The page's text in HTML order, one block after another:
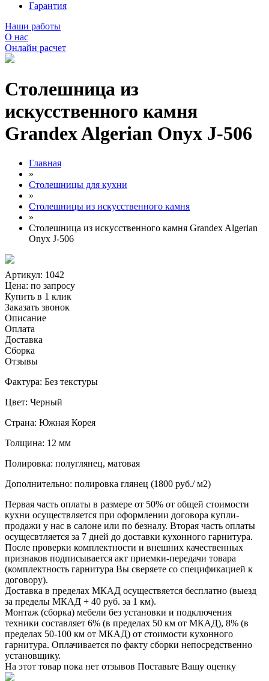
Гарантия
Наши работы
О нас
Онлайн расчет
Столешница из
искусственного камня
Grandex Algerian Onyx J-506
Главная
»
Столешницы для кухни
»
Столешницы из искусственного камня
»
Столешница из искусственного камня Grandex Algerian
Onyx J-506
Артикул: 1042
Цена: по запросу
Купить в 1 клик
Заказать звонок
Описание
Оплата
Доставка
Сборка
Отзывы
Фактура: Без текстуры
Цвет: Черный
Страна: Южная Корея
Толщина: 12 мм
Полировка: полуглянец, матовая
Дополнительно: полировка глянец (1800 руб./ м2)
Первая часть оплаты в размере от 50% от общей стоимости
кухни осуществляется при оформлении договора купли-
продажи у нас в салоне или по безналу. Вторая часть оплаты
осущесвтляется за 7 дней до доставки кухонного гарнитура.
После проверки комплектности и внешних качественных
признаков подписывается акт приемки-передачи товара
(комплектность гарнитура Вы сверяете со спецификацией к
договору).
Доставка в пределах МКАД осуществяется бесплатно (выезд
за пределы МКАД + 40 руб. за 1 км).
Монтаж (сборка) мебели без установки и подключения
техники составляет 6% (в пределах 50 км от МКАД), 8% (в
пределах 50-100 км от МКАД) от стоимости кухонного
гарнитура. Оплачивается по факту сборки непосредственно
установщику.
На этот товар пока нет отзывов Поставьте Вашу оценку